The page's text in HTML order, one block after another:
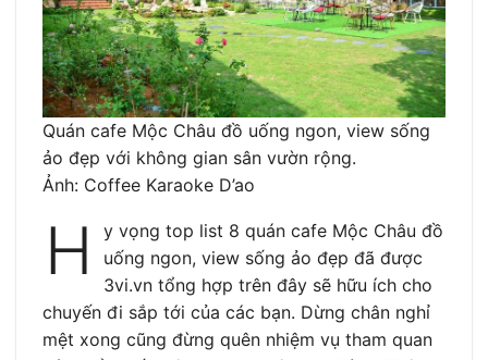
Quán cafe Mộc Châu đồ uống ngon, view sống
ảo đẹp với không gian sân vườn rộng.
Ảnh: Coffee Karaoke D’ao
H
y vọng top list 8 quán cafe Mộc Châu đồ
uống ngon, view sống ảo đẹp đã được
3vi.vn tổng hợp trên đây sẽ hữu ích cho
chuyến đi sắp tới của các bạn. Dừng chân nghỉ
mệt xong cũng đừng quên nhiệm vụ tham quan